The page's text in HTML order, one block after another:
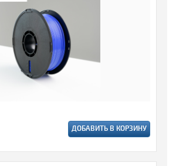
ДОБАВИТЬ В КОРЗИНУ